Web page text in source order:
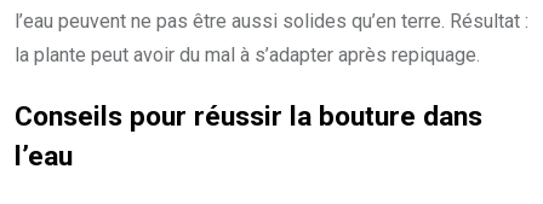
l’eau peuvent ne pas être aussi solides qu’en terre. Résultat :
la plante peut avoir du mal à s’adapter après repiquage.
Conseils pour réussir la bouture dans
l’eau